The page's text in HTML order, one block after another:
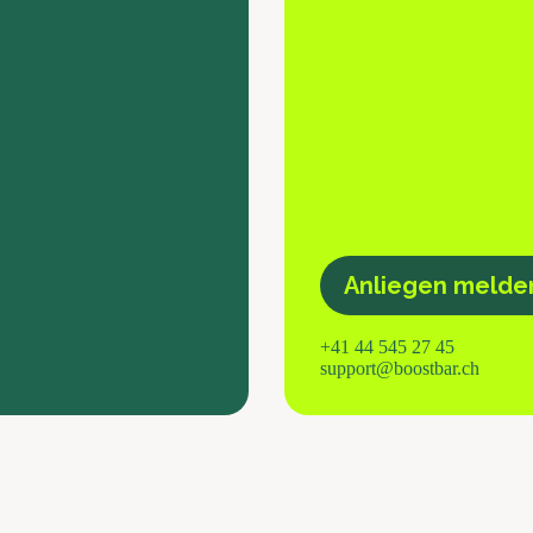
Anliegen
+41 44 545 27 45
support@boostbar.ch